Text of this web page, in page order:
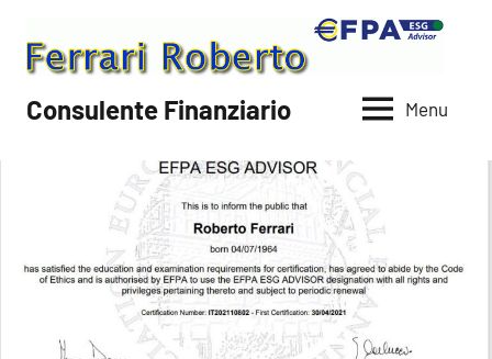
contenuto
Consulente Finanziario Menu